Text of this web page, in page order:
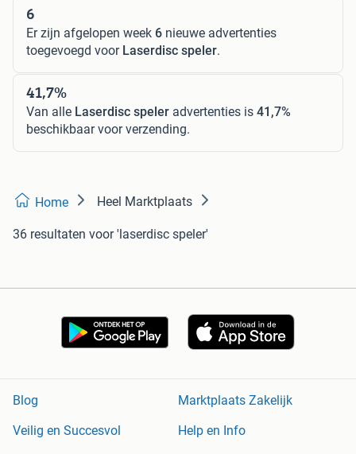
6
Er zijn afgelopen week 6 nieuwe advertenties
toegevoegd voor Laserdisc speler.
41,7%
Van alle Laserdisc speler advertenties is 41,7%
beschikbaar voor verzending.
Home Heel Marktplaats
36 resultaten voor 'laserdisc speler'
Blog
Marktplaats Zakelijk
Veilig en Succesvol
Help en Info